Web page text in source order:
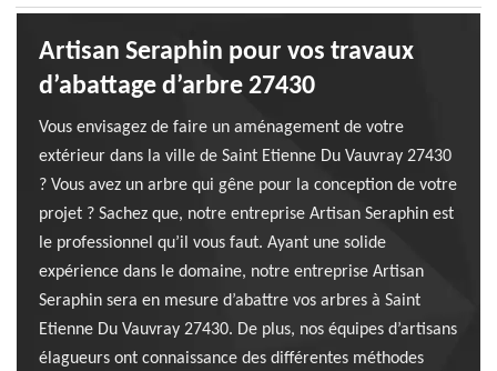
Artisan Seraphin pour vos travaux
d’abattage d’arbre 27430
Vous envisagez de faire un aménagement de votre
extérieur dans la ville de Saint Etienne Du Vauvray 27430
? Vous avez un arbre qui gêne pour la conception de votre
projet ? Sachez que, notre entreprise Artisan Seraphin est
le professionnel qu’il vous faut. Ayant une solide
expérience dans le domaine, notre entreprise Artisan
Seraphin sera en mesure d’abattre vos arbres à Saint
Etienne Du Vauvray 27430. De plus, nos équipes d’artisans
élagueurs ont connaissance des différentes méthodes